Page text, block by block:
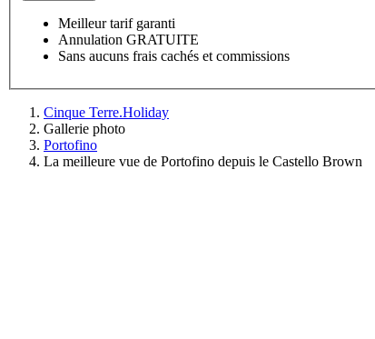
Meilleur tarif garanti
Annulation GRATUITE
Sans aucuns frais cachés et commissions
Cinque Terre.Holiday
Gallerie photo
Portofino
La meilleure vue de Portofino depuis le Castello Brown